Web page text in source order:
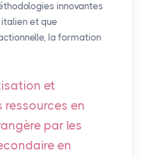
innovantes
italien et que
la formation
et
ressources en
par les
en